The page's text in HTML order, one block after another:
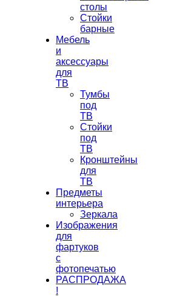
столы
Стойки
барные
Мебель
и
аксессуары
для
ТВ
Тумбы
под
ТВ
Стойки
под
ТВ
Кронштейны
для
ТВ
Предметы
интерьера
Зеркала
Изображения
для
фартуков
с
фотопечатью
РАСПРОДАЖА
!